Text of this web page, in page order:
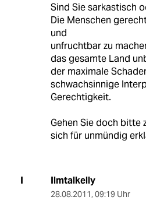
Sind Sie sarkastisch
Die Menschen
und
unfruchtbar zu
das gesamte Land
der maximale
schwachsinnige
Gerechtigkeit.
Gehen Sie doch bitte
sich für unmündig
I Ilmtalkelly
28.08.2011, 09:19 Uhr